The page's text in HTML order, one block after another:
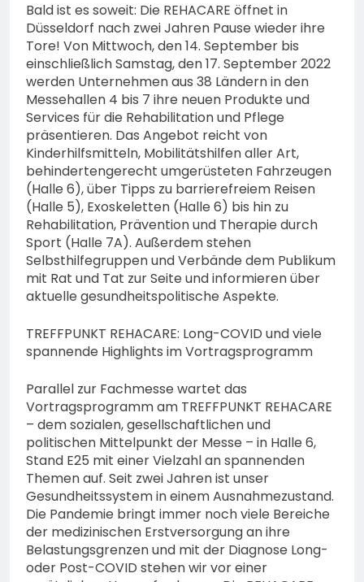
Bald ist es soweit: Die REHACARE öffnet in
Düsseldorf nach zwei Jahren Pause wieder ihre
Tore! Von Mittwoch, den 14. September bis
einschließlich Samstag, den 17. September 2022
werden Unternehmen aus 38 Ländern in den
Messehallen 4 bis 7 ihre neuen Produkte und
Services für die Rehabilitation und Pflege
präsentieren. Das Angebot reicht von
Kinderhilfsmitteln, Mobilitätshilfen aller Art,
behindertengerecht umgerüsteten Fahrzeugen
(Halle 6), über Tipps zu barrierefreiem Reisen
(Halle 5), Exoskeletten (Halle 6) bis hin zu
Rehabilitation, Prävention und Therapie durch
Sport (Halle 7A). Außerdem stehen
Selbsthilfegruppen und Verbände dem Publikum
mit Rat und Tat zur Seite und informieren über
aktuelle gesundheitspolitische Aspekte.
TREFFPUNKT REHACARE: Long-COVID und viele
spannende Highlights im Vortragsprogramm
Parallel zur Fachmesse wartet das
Vortragsprogramm am TREFFPUNKT REHACARE
– dem sozialen, gesellschaftlichen und
politischen Mittelpunkt der Messe – in Halle 6,
Stand E25 mit einer Vielzahl an spannenden
Themen auf. Seit zwei Jahren ist unser
Gesundheitssystem in einem Ausnahmezustand.
Die Pandemie bringt immer noch viele Bereiche
der medizinischen Erstversorgung an ihre
Belastungsgrenzen und mit der Diagnose Long-
oder Post-COVID stehen wir vor einer